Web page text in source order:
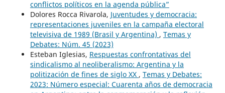
conflictos políticos en la agenda pública”
Dolores Rocca Rivarola, Juventudes y democracia:
representaciones juveniles en la campaña electoral
televisiva de 1989 (Brasil y Argentina) , Temas y
Debates: Núm. 45 (2023)
Esteban Iglesias, Respuestas confrontativas del
sindicalismo al neoliberalismo: Argentina y la
politización de fines de siglo XX , Temas y Debates:
2023: Número especial: Cuarenta años de democracia